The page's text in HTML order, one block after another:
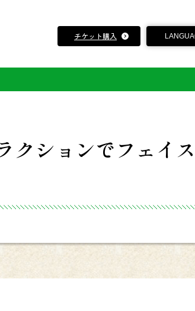
チケット購入
クションでフェイ